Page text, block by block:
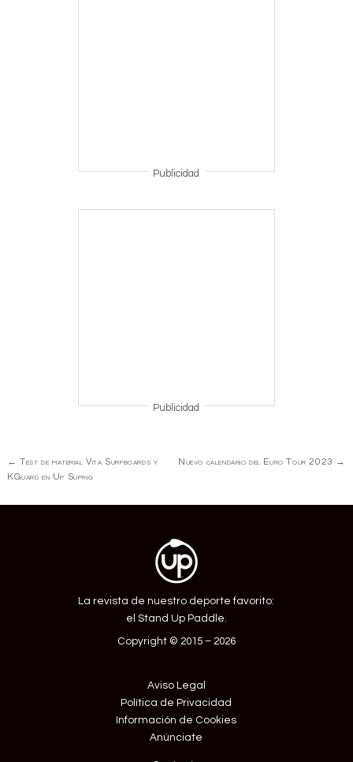
Publicidad
Publicidad
Navegación
de
← Test de material Vita Surfboards y
KGuard en Up Suping
Nuevo calendario del Euro Tour 2023 →
La revista de nuestro deporte favorito:
el Stand Up Paddle.
Copyright © 2015 – 2026
Aviso Legal
Política de Privacidad
Información de Cookies
Anúnciate